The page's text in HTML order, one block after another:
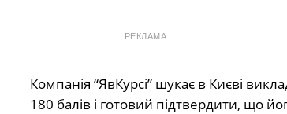
РЕКЛАМА
Компанія “ЯвКурсі” шукає в Києві
180 балів і готовий підтвердити, що